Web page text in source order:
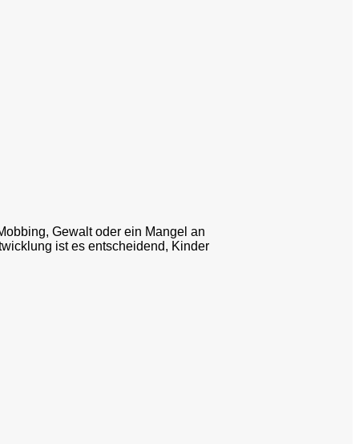
Gewaltoder ein Mangel an
istes entscheidend, Kinder